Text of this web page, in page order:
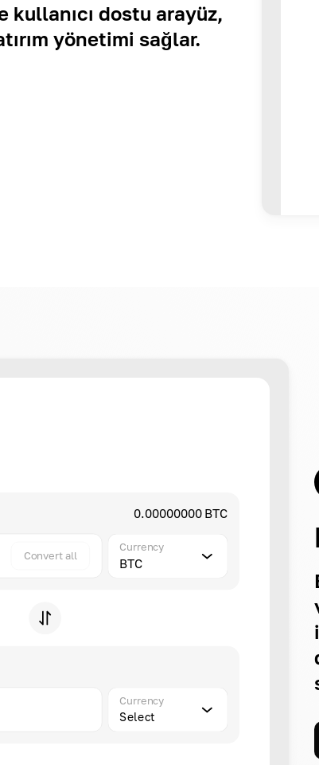
kullanıcı dostu arayüz,
yönetimi sağlar.
0.00000000 BTC
Convert all
Currency
BTC
Currency
Select